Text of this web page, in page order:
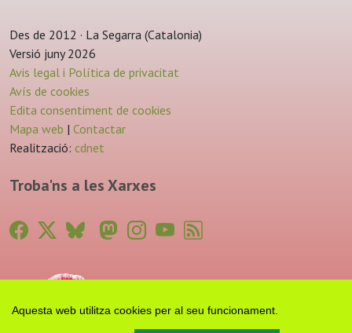
Aquesta web utilitza cookies per al seu funcionament.
Des de 2012 · La Segarra (Catalonia)
Versió juny 2026
Avis legal i Política de privacitat
Avís de cookies
Edita consentiment de cookies
Mapa web | Contactar
Realització: cdnet
Troba'ns a les Xarxes